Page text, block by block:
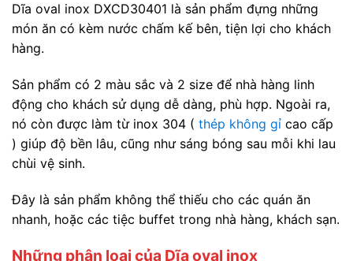
Dĩa oval inox DXCD30401 là sản phẩm đựng những
món ăn có kèm nước chấm kế bên, tiện lợi cho khách
hàng.
Sản phẩm có 2 màu sắc và 2 size để nhà hàng linh
động cho khách sử dụng dễ dàng, phù hợp. Ngoài ra,
nó còn được làm từ inox 304 ( thép không gỉ cao cấp
) giúp độ bền lâu, cũng như sáng bóng sau mỗi khi lau
chùi vệ sinh.
Đây là sản phẩm không thể thiếu cho các quán ăn
nhanh, hoặc các tiệc buffet trong nhà hàng, khách sạn.
Những phân loại của Dĩa oval inox